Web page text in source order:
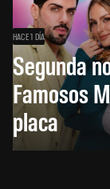
HACE 1 DÍA
Segunda
Famosos
placa